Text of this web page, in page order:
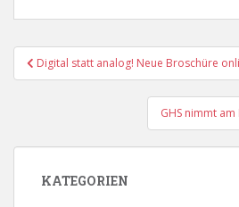
Beitragsnavigation
Digital statt analog! Neue Broschüre
GHS nimmt
KATEGORIEN